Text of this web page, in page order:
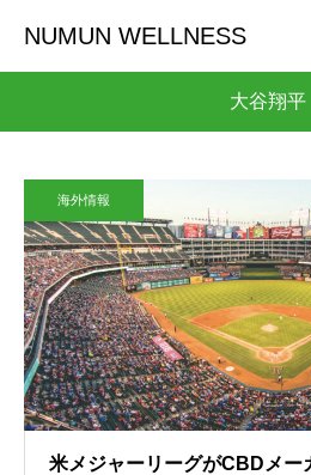
NUMUN WELLNESS
大谷翔平
海外情報
米メジャーリーグがCBDメー